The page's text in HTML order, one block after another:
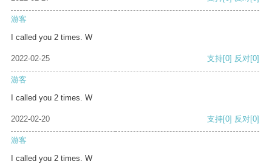
游客
I called you 2 times. W
2022-02-25 支持[0] 反对[0]
游客
I called you 2 times. W
2022-02-20 支持[0] 反对[0]
游客
I called you 2 times. W